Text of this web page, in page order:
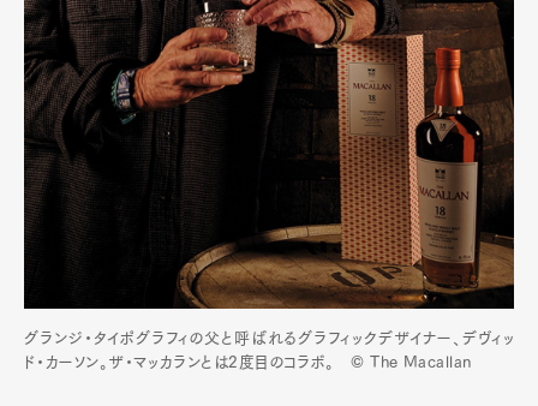
グランジ・タイポグラフィの父と呼ばれるグラフィックデザイナー、デヴィッ
ド・カーソン。ザ・マッカランとは2度目のコラボ。 © The Macallan